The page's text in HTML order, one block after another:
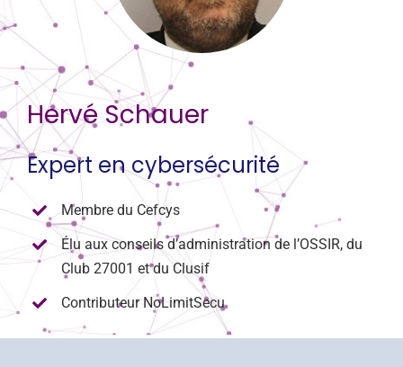
Hervé Schauer
Expert en cybersécurité
Membre du Cefcys
Élu aux conseils d’administration de l’OSSIR, du
Club 27001 et du Clusif
Contributeur NoLimitSecu